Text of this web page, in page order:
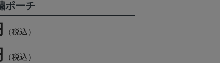
ポーチ
（税込）
（税込）